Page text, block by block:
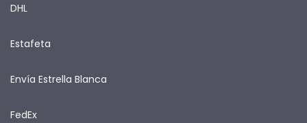
DHL
Estafeta
Envía Estrella Blanca
FedEx